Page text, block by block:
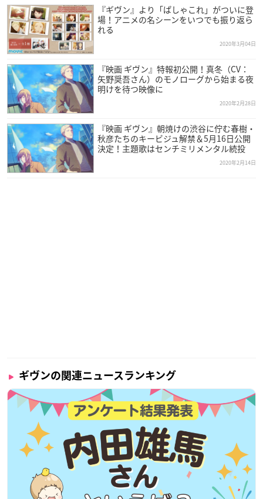
『ギヴン』より「ぱしゃこれ」がついに登
場！アニメの名シーンをいつでも振り返ら
れる
2020年3月04日
『映画 ギヴン』特報初公開！真冬（CV：
矢野奨吾さん）のモノローグから始まる夜
明けを待つ映像に
2020年2月28日
『映画 ギヴン』朝焼けの渋谷に佇む春樹・
秋彦たちのキービジュ解禁＆5月16日公開
決定！主題歌はセンチミリメンタル続投
2020年2月14日
ギヴンの関連ニュースランキング